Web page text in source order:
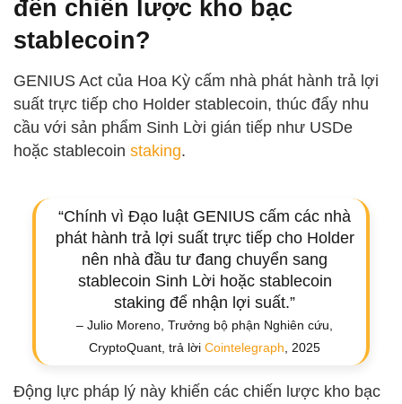
đến chiến lược kho bạc
stablecoin?
GENIUS Act của Hoa Kỳ cấm nhà phát hành trả lợi
suất trực tiếp cho Holder stablecoin, thúc đẩy nhu
cầu với sản phẩm Sinh Lời gián tiếp như USDe
hoặc stablecoin staking.
“Chính vì Đạo luật GENIUS cấm các nhà
phát hành trả lợi suất trực tiếp cho Holder
nên nhà đầu tư đang chuyển sang
stablecoin Sinh Lời hoặc stablecoin
staking để nhận lợi suất.”
– Julio Moreno, Trưởng bộ phận Nghiên cứu,
CryptoQuant, trả lời Cointelegraph , 2025
Động lực pháp lý này khiến các chiến lược kho bạc